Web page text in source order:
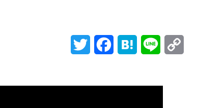
Twitter FacebookHatena Line